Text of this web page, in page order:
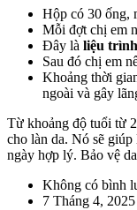
Hộp có 30 ống,
Mỗi đợt chị em
Đây là liệu trình
Sau đó chị em
Khoảng thời
ngoài và gây
Từ khoảng độ tuổi từ
cho làn da. Nó sẽ
ngày hợp lý. Bảo vệ
Không có bình
7 Tháng 4, 2025